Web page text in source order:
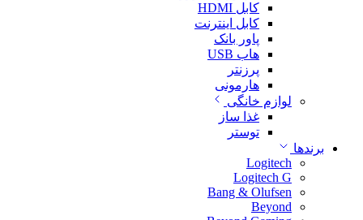
کابل HDMI
کابل اینترنت
پاور بانک
هاب USB
پرزنتر
هارمونی
لوازم خانگی
غذا ساز
توستر
برندها
Logitech
Logitech G
Bang & Olufsen
Beyond